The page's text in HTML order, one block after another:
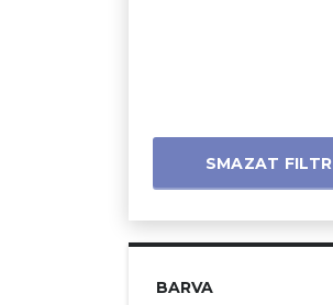
SMAZAT FILTR
BARVA